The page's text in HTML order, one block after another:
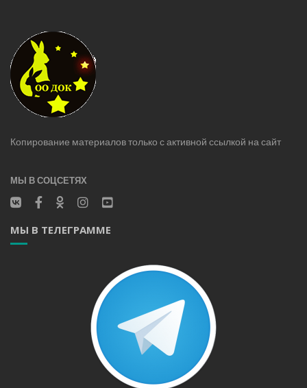
Копирование материалов только с активной ссылкой на сайт
МЫ В СОЦСЕТЯХ
МЫ В ТЕЛЕГРАММЕ